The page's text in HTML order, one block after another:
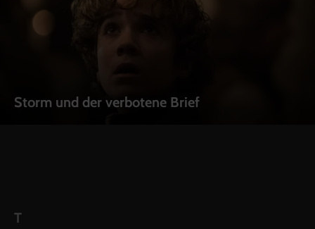
Storm und der verbotene Brief
T